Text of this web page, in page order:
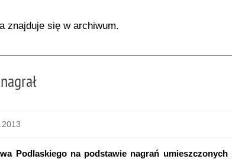
znajduje się w archiwum.
Podlaskiego na podstawie nagrań